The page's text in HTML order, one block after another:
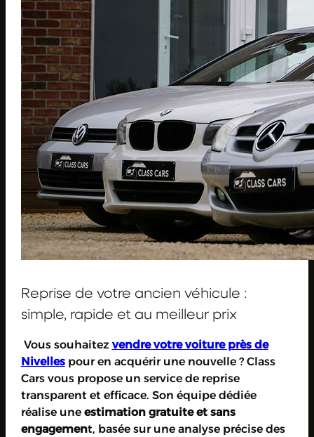
Reprise de votre ancien véhicule :
simple, rapide et au meilleur prix
Vous souhaitez vendre votre voiture près de
Nivellespour en acquérir une nouvelle ? Class
Cars vous propose un service de reprise
transparent et efficace. Son équipe dédiée
réalise uneestimation gratuite et sans
engagement, basée sur une analyse précise des